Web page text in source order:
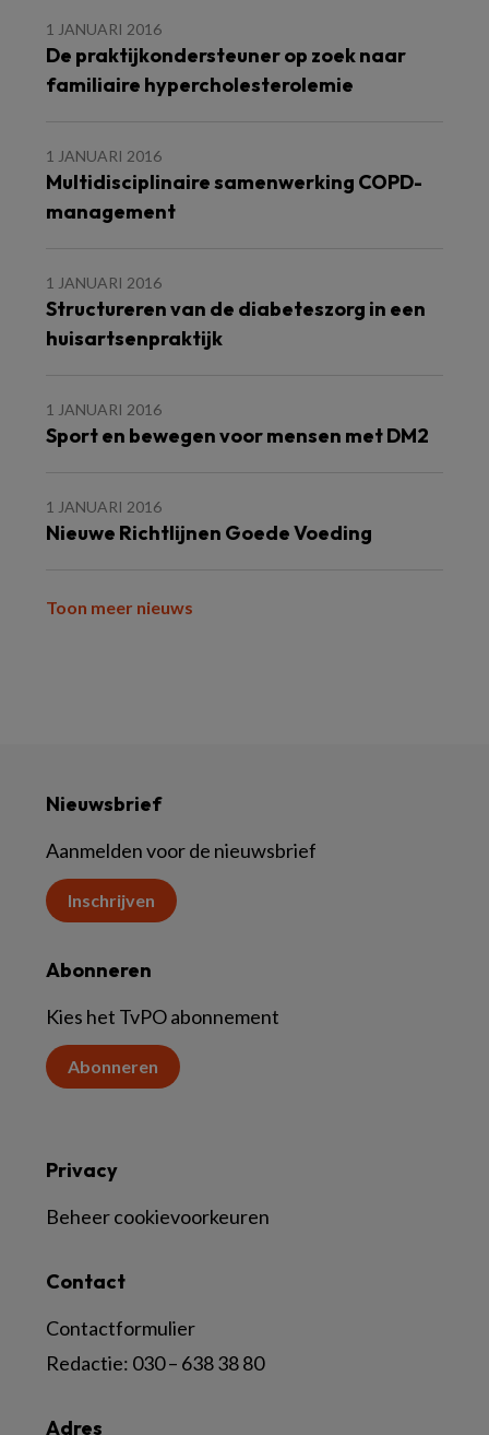
1 JANUARI 2016
De praktijkondersteuner op zoek naar
familiaire hypercholesterolemie
1 JANUARI 2016
Multidisciplinaire samenwerking COPD-
management
1 JANUARI 2016
Structureren van de diabeteszorg in een
huisartsenpraktijk
1 JANUARI 2016
Sport en bewegen voor mensen met DM2
1 JANUARI 2016
Nieuwe Richtlijnen Goede Voeding
Toon meer nieuws
Nieuwsbrief
Aanmelden voor de nieuwsbrief
Inschrijven
Abonneren
Kies het TvPO abonnement
Abonneren
Adres
Contact
Contactformulier
Redactie: 030 – 638 38 80
Privacy
Beheer cookievoorkeuren